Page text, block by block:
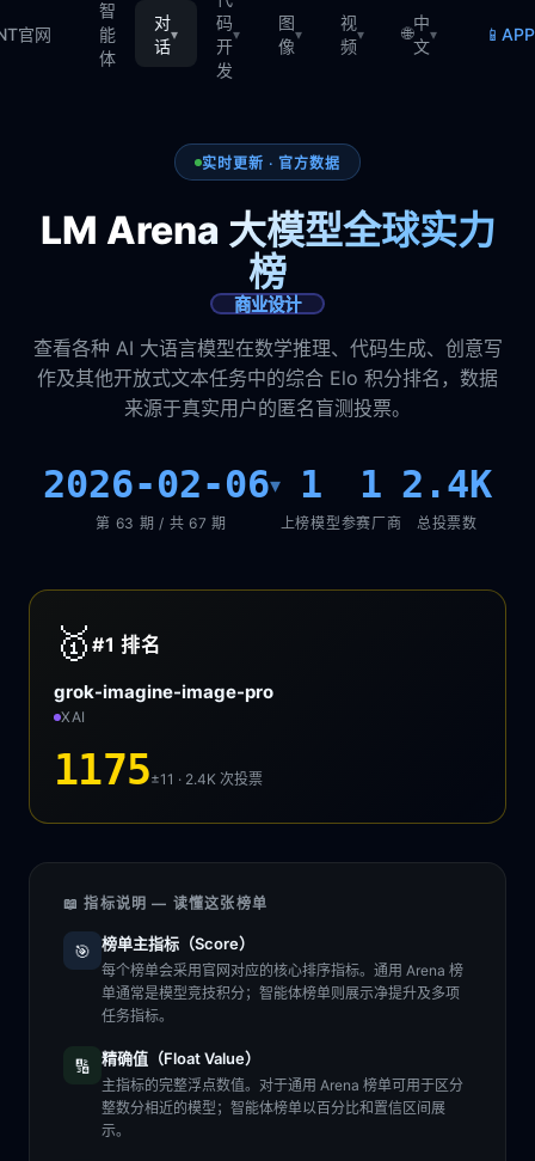
官网
智
能
体
对
话
▾
码
开
发
▾
图
像
▾
视
频
▾ 🌐
中
文
▾ 📱
实时更新 · 官方数据
LM Arena 大模型全球实力
榜
商业设计
查看各种 AI 大语言模型在数学推理、代码生成、创意写
作及其他开放式文本任务中的综合 Elo 积分排名，数据
来源于真实用户的匿名盲测投票。
2026-02-06▾
第 63 期 / 共 67 期
1
上榜模型
1
参赛厂商
2.4K
总投票数
🥇 #1排名
grok-imagine-image-pro
XAI
1175±11 · 2.4K次投票
📖 指标说明 — 读懂这张榜单
🎯 榜单主指标（Score）
每个榜单会采用官网对应的核心排序指标。通用 Arena 榜
单通常是模型竞技积分；智能体榜单则展示净提升及多项
任务指标。
🔢 精确值（Float Value）
主指标的完整浮点数值。对于通用 Arena 榜单可用于区分
整数分相近的模型；智能体榜单以百分比和置信区间展
示。